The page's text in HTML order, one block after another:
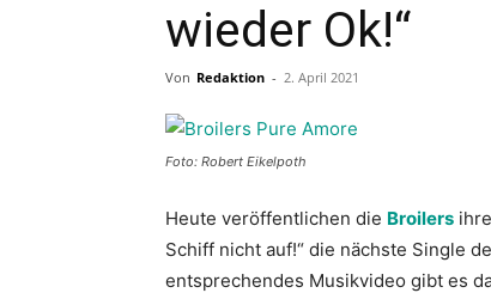
wieder Ok!“
Von Redaktion - 2. April 2021
Foto: Robert Eikelpoth
Heute veröffentlichen die Broilers
Schiff nicht auf!“ die nächste Single
entsprechendes Musikvideo gibt es